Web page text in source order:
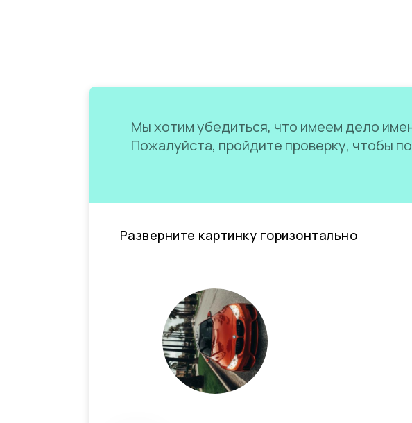
Мы хотим убедиться, что имеем дело
Пожалуйста, пройдите проверку, чтобы
Разверните картинку горизонтально